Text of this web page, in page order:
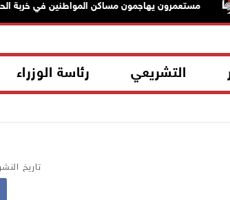
مستعمرون يهاجمون مساكن المواطنين في خربة الحمة
التشريعي رئاسة الوزراء
تاريخ النشر: 10/02/2022